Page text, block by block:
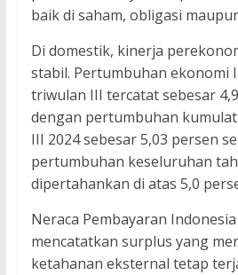
baik di saham, obligasi
Di domestik, kinerja
stabil. Pertumbuhan ekonomi
triwulan III tercatat sebesar
dengan pertumbuhan
III 2024 sebesar 5,03 persen
pertumbuhan keseluruhan
dipertahankan di atas 5,0
Neraca Pembayaran
mencatatkan surplus yang
ketahanan eksternal tetap